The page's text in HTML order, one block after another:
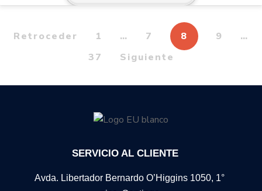
Retroceder 1 … 7 8 9
…
37
Siguiente
SERVICIO AL CLIENTE
Avda. Libertador Bernardo O’Higgins 1050, 1°